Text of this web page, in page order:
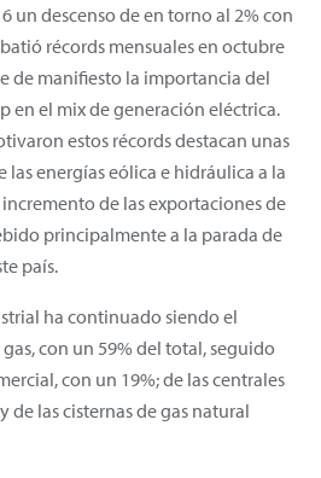
un descenso de en torno al 2% con
récords mensuales en octubre
de manifiesto la importancia del
en el mix de generación eléctrica.
estos récords destacan unas
las energías eólica e hidráulica a la
de las exportaciones de
principalmente a la parada de
país.
ha continuado siendo el
con un 59% del total, seguido
con un 19%; de las centrales
de las cisternas de gas natural